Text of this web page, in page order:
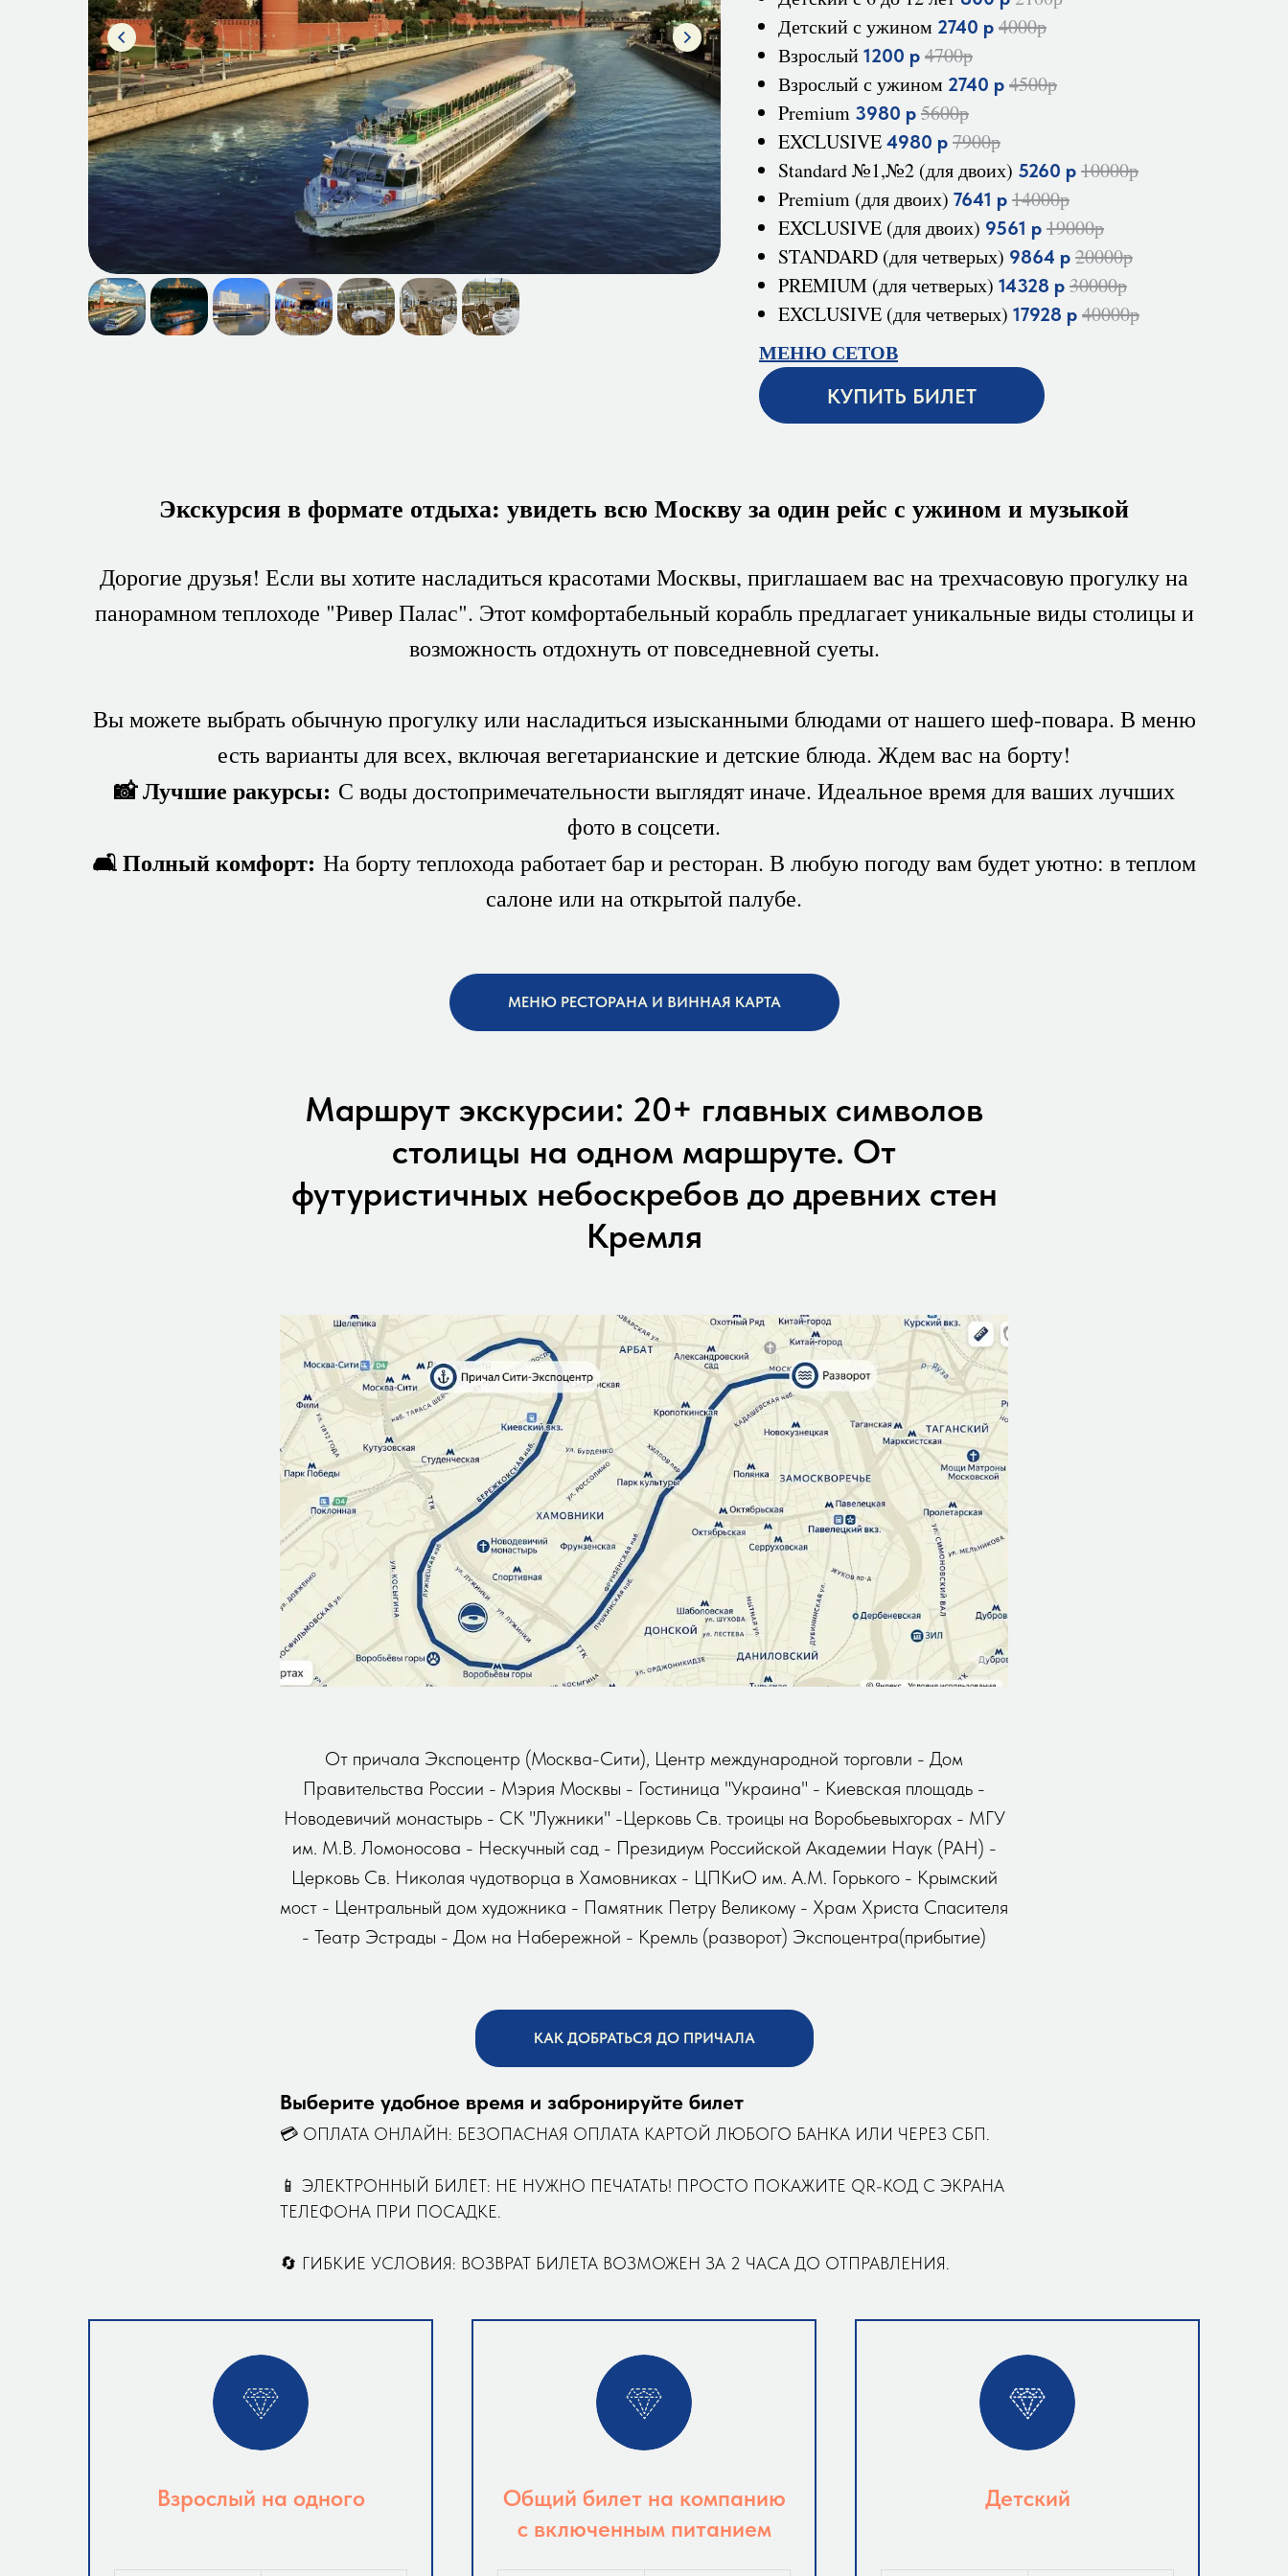
Детский с ужином 2740 р 4000р
Взрослый 1200 р 4700р
Взрослый с ужином 2740 р 4500р
Premium 3980 р 5600р
EXCLUSIVE 4980 р 7900р
Standard №1,№2 (для двоих) 5260 р 10000р
Premium (для двоих) 7641 р 14000р
EXCLUSIVE (для двоих) 9561 р 19000р
STANDARD (для четверых) 9864 р 20000р
PREMIUM (для четверых) 14328 р 30000р
EXCLUSIVE (для четверых) 17928 р 40000р
МЕНЮ СЕТОВ
КУПИТЬ БИЛЕТ
Экскурсия в формате отдыха: увидеть всю Москву за один рейс с ужином и музыкой
Дорогие друзья! Если вы хотите насладиться красотами Москвы, приглашаем вас на трехчасовую прогулку на
панорамном теплоходе "Ривер Палас". Этот комфортабельный корабль предлагает уникальные виды столицы и
возможность отдохнуть от повседневной суеты.
Вы можете выбрать обычную прогулку или насладиться изысканными блюдами от нашего шеф-повара. В меню
есть варианты для всех, включая вегетарианские и детские блюда. Ждем вас на борту!
📸 Лучшие ракурсы: С воды достопримечательности выглядят иначе. Идеальное время для ваших лучших
фото в соцсети.
🛋 Полный комфорт: На борту теплохода работает бар и ресторан. В любую погоду вам будет уютно: в теплом
салоне или на открытой палубе.
МЕНЮ РЕСТОРАНА И ВИННАЯ КАРТА
Маршрут экскурсии: 20+ главных символов
столицы на одном маршруте. От
футуристичных небоскребов до древних стен
Кремля
От причала Экспоцентр (Москва-Сити), Центр международной торговли - Дом
Правительства России - Мэрия Москвы - Гостиница "Украина" - Киевская площадь -
Новодевичий монастырь - СК "Лужники" -Церковь Св. троицы на Воробьевыхгорах - МГУ
им. М.В. Ломоносова - Нескучный сад - Президиум Российской Академии Наук (РАН) -
Церковь Св. Николая чудотворца в Хамовниках - ЦПКиО им. А.М. Горького - Крымский
мост - Центральный дом художника - Памятник Петру Великому - Храм Христа Спасителя
- Театр Эстрады - Дом на Набережной - Кремль (разворот) Экспоцентра(прибытие)
КАК ДОБРАТЬСЯ ДО ПРИЧАЛА
Выберите удобное время и забронируйте билет
💳 ОПЛАТА ОНЛАЙН: БЕЗОПАСНАЯ ОПЛАТА КАРТОЙ ЛЮБОГО БАНКА ИЛИ ЧЕРЕЗ СБП.
📱 ЭЛЕКТРОННЫЙ БИЛЕТ: НЕ НУЖНО ПЕЧАТАТЬ! ПРОСТО ПОКАЖИТЕ QR-КОД С ЭКРАНА
ТЕЛЕФОНА ПРИ ПОСАДКЕ.
🔄 ГИБКИЕ УСЛОВИЯ: ВОЗВРАТ БИЛЕТА ВОЗМОЖЕН ЗА 2 ЧАСА ДО ОТПРАВЛЕНИЯ.
Взрослый на одного
Общий билет на компанию
с включенным питанием
Детский